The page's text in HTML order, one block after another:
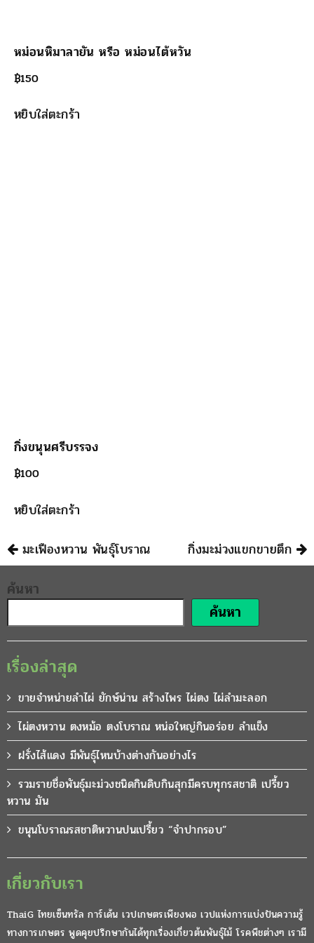
หม่อนหิมาลายัน หรือ หม่อนไต้หวัน
฿150
หยิบใส่ตะกร้า
กิ่งขนุนศรีบรรจง
฿100
หยิบใส่ตะกร้า
นำทาง
มะเฟืองหวาน พันธุ์โบราณ กิ่งมะม่วงแขกขายตึก
ค้นหา
ค้นหา
เรื่องล่าสุด
ขายจำหน่ายลำไผ่ ยักษ์น่าน สร้างไพร ไผ่ตง ไผ่ลำมะลอก
ไผ่ตงหวาน ตงหม้อ ตงโบราณ หน่อใหญ่กินอร่อย ลำแข็ง
ฝรั่งไส้แดง มีพันธุ์ไหนบ้างต่างกันอย่างไร
รวมรายชื่อพันธุ์มะม่วงชนิดกินดิบกินสุกมีครบทุกรสชาติ เปรี้ยว
หวาน มัน
ขนุนโบราณรสชาติหวานปนเปรี้ยว “จำปากรอบ”
เกี่ยวกับเรา
ThaiG ไทยเซ็นทรัล การ์เด้น เวปเกษตรเพียงพอ เวปแห่งการแบ่งปันความรู้
ทางการเกษตร พูดคุยปรึกษากันได้ทุกเรื่องเกี่ยวต้นพันธุ์ไม้ โรคพืชต่างๆ เรามี